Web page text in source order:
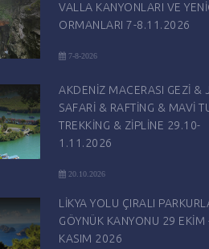
VALLA KANYONLARI VE
ORMANLARI 7-8.11.2026
7-8-2026
AKDENİZ MACERASI GEZİ &
SAFARİ & RAFTİNG & MAVİ
TREKKİNG & ZİPLİNE 29.10-
1.11.2026
20.10.2026
LİKYA YOLU ÇIRALI
GÖYNÜK KANYONU 29 EKİM
KASIM 2026